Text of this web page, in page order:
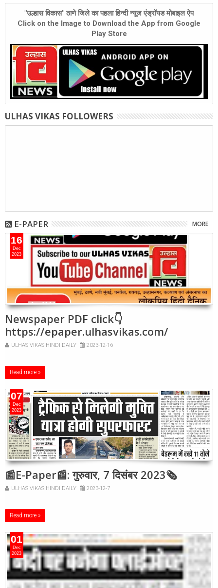
"उल्हास विकास" ठाणे जिले का पहला हिन्दी न्यूज एंड्रॉयड मोबाइल ऐप
Click on the Image to Download the App from Google
Play Store
ULHAS VIKAS FOLLOWERS
E-PAPER MORE
16
Dec
2023
Newspaper PDF click👇
https://epaper.ulhasvikas.com/
ULHAS VIKAS HINDI DAILY 2023-12-16
Read more »
07
Dec
2023
📰E-Paper📰: गुरुवार, 7 दिसंबर 2023🗞
ULHAS VIKAS HINDI DAILY 2023-12-7
Read more »
01
Dec
2023